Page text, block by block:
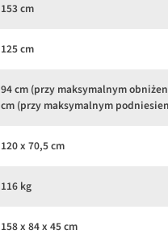
153 cm
125 cm
94 cm (przy maksymalnym
cm (przy maksymalnym
120 x 70,5 cm
116 kg
158 x 84 x 45 cm